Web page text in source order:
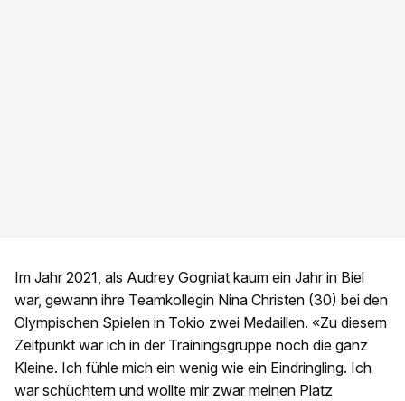
Im Jahr 2021, als Audrey Gogniat kaum ein Jahr in Biel
war, gewann ihre Teamkollegin Nina Christen (30) bei den
Olympischen Spielen in Tokio zwei Medaillen. «Zu diesem
Zeitpunkt war ich in der Trainingsgruppe noch die ganz
Kleine. Ich fühle mich ein wenig wie ein Eindringling. Ich
war schüchtern und wollte mir zwar meinen Platz